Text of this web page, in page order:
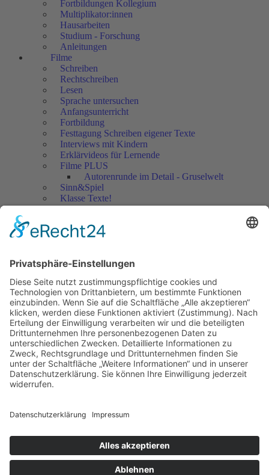
Fortbildungen Kollegium
Multiplikator:innen
Hausarbeiten
Studium - Forschung
Anleitungen
Filme
Schreiben
Rechtschreiben
Lesen
Sprache untersuchen
Anfangsunterricht
Fortbildung
Festtagung Schreiben eigener Texte
Interviews mit Kindern
Erklärvideos für Lernende
Filme PLUS
Autorenrunde im Detail - Gruselwelt
Sinn&Spiel
Klasse Texte!
Filmausschnitte Grundschule
Jedes Kind wertschätzen!
Artikel
Artikel 2018
Artikel 2017
Artikel 2016
Artikel 2015
Artikel 2014
Artikel 2013
Artikel 2012
Artikel bis 2011
Artikel zum Download - Religion
Artikel zum Download
Autorenrunden
Individuelle Lernwege Teil II A
Individuelle Lernwege Teil II B
Weitere Bücher Deutsch